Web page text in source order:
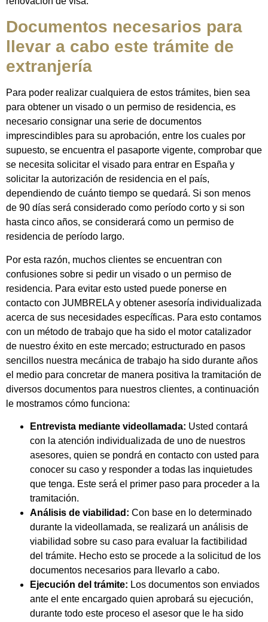
Documentos necesarios para
llevar a cabo este trámite de
extranjería
Para poder realizar cualquiera de estos trámites, bien sea
para obtener un visado o un permiso de residencia, es
necesario consignar una serie de documentos
imprescindibles para su aprobación, entre los cuales por
supuesto, se encuentra el pasaporte vigente, comprobar que
se necesita solicitar el visado para entrar en España y
solicitar la autorización de residencia en el país,
dependiendo de cuánto tiempo se quedará. Si son menos
de 90 días será considerado como período corto y si son
hasta cinco años, se considerará como un permiso de
residencia de período largo.
Por esta razón, muchos clientes se encuentran con
confusiones sobre si pedir un visado o un permiso de
residencia. Para evitar esto usted puede ponerse en
contacto con JUMBRELA y obtener asesoría individualizada
acerca de sus necesidades específicas. Para esto contamos
con un método de trabajo que ha sido el motor catalizador
de nuestro éxito en este mercado; estructurado en pasos
sencillos nuestra mecánica de trabajo ha sido durante años
el medio para concretar de manera positiva la tramitación de
diversos documentos para nuestros clientes, a continuación
le mostramos cómo funciona:
Entrevista mediante videollamada: Usted contará
con la atención individualizada de uno de nuestros
asesores, quien se pondrá en contacto con usted para
conocer su caso y responder a todas las inquietudes
que tenga. Este será el primer paso para proceder a la
tramitación.
Análisis de viabilidad: Con base en lo determinado
durante la videollamada, se realizará un análisis de
viabilidad sobre su caso para evaluar la factibilidad
del trámite. Hecho esto se procede a la solicitud de los
documentos necesarios para llevarlo a cabo.
Ejecución del trámite: Los documentos son enviados
ante el ente encargado quien aprobará su ejecución,
durante todo este proceso el asesor que le ha sido